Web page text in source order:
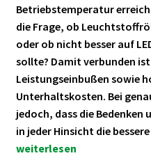
Betriebstemperatur
die Frage, ob
oder ob nicht besser auf
sollte? Damit verbunden
Leistungseinbußen sowie
Unterhaltskosten. Bei
jedoch, dass die Bedenken
in jeder Hinsicht die
weiterlesen